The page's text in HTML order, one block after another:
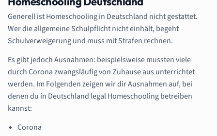
Generell ist Homeschooling in Deutschland nicht gestattet.
Wer die allgemeine Schulpflicht nicht einhält, begeht
Schulverweigerung und muss mit Strafen rechnen.
Es gibt jedoch Ausnahmen: beispielsweise mussten viele
durch Corona zwangsläufig von Zuhause aus unterrichtet
werden. Im Folgenden zeigen wir dir Ausnahmen auf, bei
denen du in Deutschland legal Homeschooling betreiben
kannst:
Corona